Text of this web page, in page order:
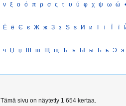
ν ξ ο ό π ρ σ ς τ υ ύ φ χ ψ ω ώ •
Ё ё Є є Ж ж З з Ѕ ѕ И и І і Ї ї
ч Џ џ Ш ш Щ щ Ъ ъ Ы ы Ь ь Э э
Tämä sivu on näytetty 1 654 kertaa.